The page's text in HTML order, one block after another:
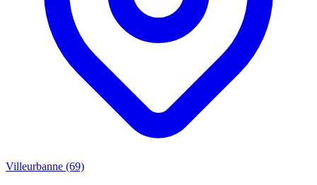
Villeurbanne (69)